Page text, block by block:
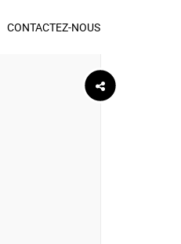
CONTACTEZ-NOUS